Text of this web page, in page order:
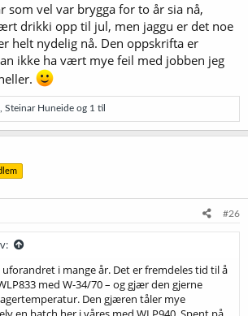
som vel var brygga for to år sia nå,
drikki opp til jul, men jaggu er det noe
helt nydelig nå. Den oppskrifta er
ikke ha vært mye feil med jobben jeg
Steinar Huneide og 1 til
#26
i mange år. Det er fremdeles tid til å
med W-34/70 – og gjær den gjerne
Den gjæren tåler mye